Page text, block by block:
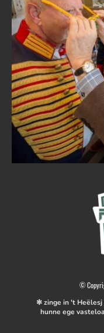
©
✼ zinge in 't
hunne ege